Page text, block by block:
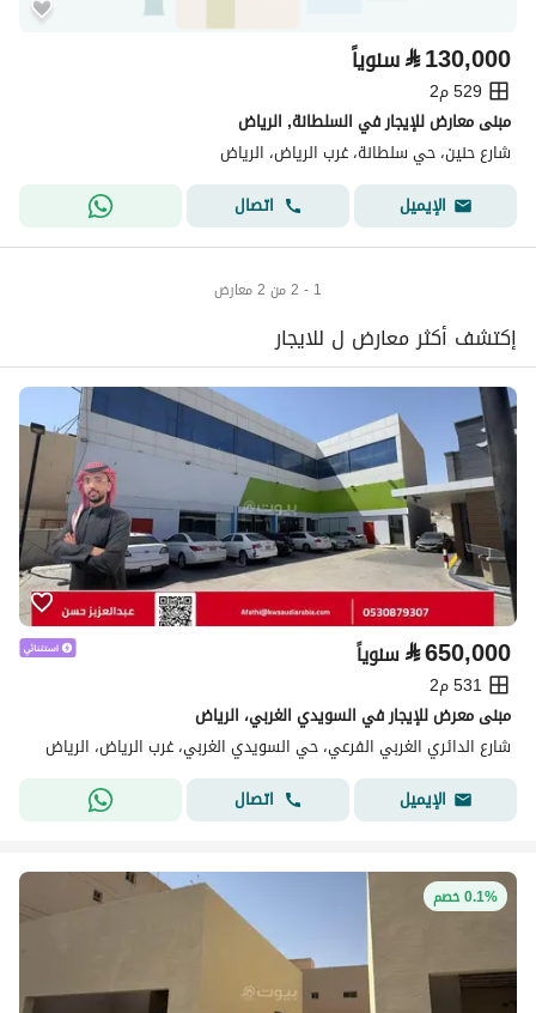
⃁130,000 سنوياً
529 م2
مبنى معارض للإيجار في السلطانة, الرياض
شارع حنين، حي سلطانة، غرب الرياض، الرياض
الإيميل
اتصال
1 - 2 من 2 معارض
إكتشف أكثر معارض ل للايجار
⃁650,000 سنوياً
531 م2
مبنى معرض للإيجار في السويدي الغربي، الرياض
شارع الدائري الغربي الفرعي، حي السويدي الغربي، غرب الرياض، الرياض
الإيميل
اتصال
0.1% خصم